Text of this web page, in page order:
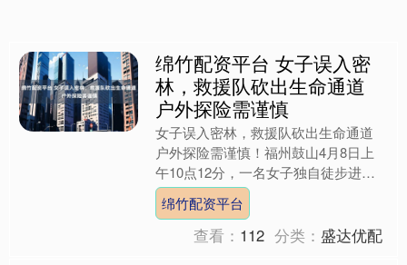
绵竹配资平台 女子误入密
林，救援队砍出生命通道
户外探险需谨慎
女子误入密林，救援队砍出生命通道
户外探险需谨慎！福州鼓山4月8日上
午10点12分，一名女子独自徒步进山
后失联，被困在荆棘丛生的密林里。福
建省山地救援队接到11....
绵竹配资平台
查看： 112 分类：盛达优配